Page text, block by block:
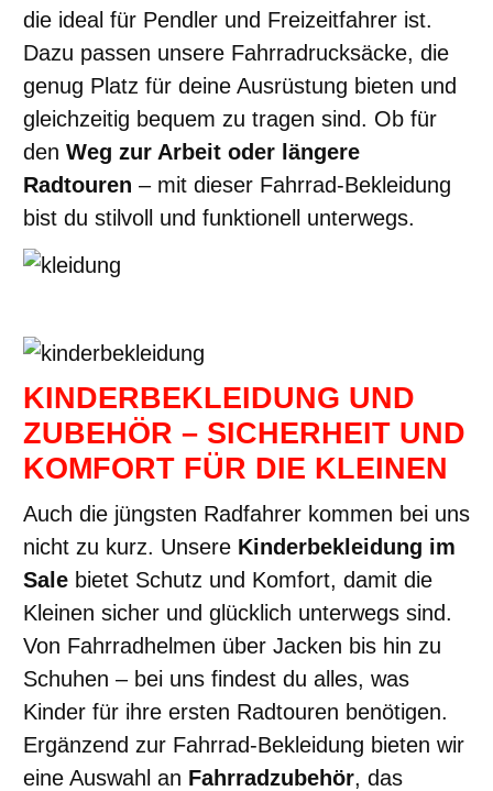
die ideal für Pendler und Freizeitfahrer ist.
Dazu passen unsere Fahrradrucksäcke, die
genug Platz für deine Ausrüstung bieten und
gleichzeitig bequem zu tragen sind. Ob für
den Weg zur Arbeit oder längere
Radtouren – mit dieser Fahrrad-Bekleidung
bist du stilvoll und funktionell unterwegs.
KINDERBEKLEIDUNG UND
ZUBEHÖR – SICHERHEIT UND
KOMFORT FÜR DIE KLEINEN
Auch die jüngsten Radfahrer kommen bei uns
nicht zu kurz. Unsere Kinderbekleidung im
Sale bietet Schutz und Komfort, damit die
Kleinen sicher und glücklich unterwegs sind.
Von Fahrradhelmen über Jacken bis hin zu
Schuhen – bei uns findest du alles, was
Kinder für ihre ersten Radtouren benötigen.
Ergänzend zur Fahrrad-Bekleidung bieten wir
eine Auswahl an Fahrradzubehör, das